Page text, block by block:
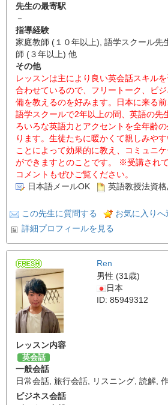
先生の最寄駅
－
指導経験
家庭教師 (１０年以上), 語学スクール先
師 (３年以上) 他
その他
レッスンは主により良い英会話スキル
合わせているので、フリートーク、ビ
備を教えるのを好みます。日本に来る
語学スクールで2年以上の間、英語の先
ろいろな英語力とアクセントを全年齢
ります。生徒たちに暖かくて親しみや
ことによって効果的に教え、コミュニ
ができますとのことです。 ※受講され
コメントもぜひご覧ください。
日本語メールOK
英語教授法資格
この先生に質問する
お気に入りへ
詳細プロフィールを見る
Ren
男性 (31歳)
日本
ID: 85949312
レッスン内容
英会話
一般会話
日常会話 旅行会話 リスニング 読解
ビジネス会話